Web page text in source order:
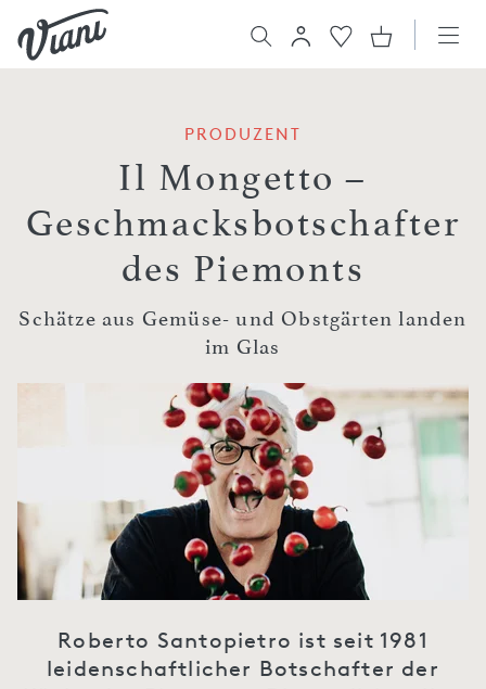
PRODUZENT
Il Mongetto –
Geschmacksbotschafter
des Piemonts
Schätze aus Gemüse- und Obstgärten landen
im Glas
Roberto Santopietro ist seit 1981
leidenschaftlicher Botschafter der